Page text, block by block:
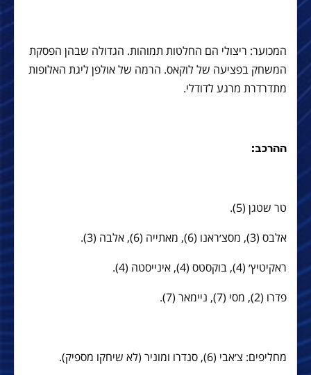
המכוער: ריצולי הם החלטות תמוהות. הגדולה שבהן הפסקת
המשחק בפציעה של לוקאס. הרמה של אולפן ליגת האלופות
מתדרדרת מרגע לדודלי.
ההרכב:
טר שטגן (5).
אלבס (3), מסצ׳ראנו (6), מאתייה (6), אלבה (3).
ראקיטיץ׳ (4), בוקסטס (4), אינייסטה (4).
פדרו (2), מסי (7), ניימאר (7).
מחליפים: צ׳אבי (6), סנדרו ומוניר (לא שיחקו מספיק).